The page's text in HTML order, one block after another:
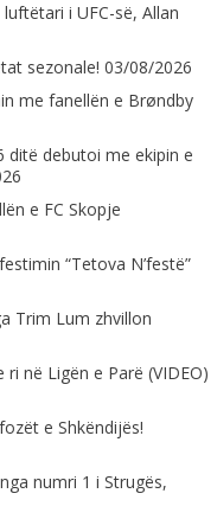
i UFC-së, Allan
sezonale! 03/08/2026
me fanellën e Brøndby
ditë debutoi me ekipin e
e FC Skopje
“Tetova N’festë”
Trim Lum zhvillon
në Ligën e Parë (VIDEO)
e Shkëndijës!
numri 1 i Strugës,